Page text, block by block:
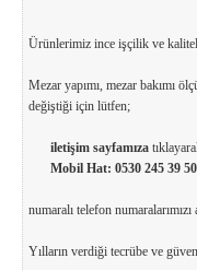
Ürünlerimiz ince işçilik ve
Mezar yapımı, mezar bakımı
değiştiği için lütfen;
iletişim sayfamıza
Mobil Hat:0530 245 39 50
numaralı telefon
Yılların verdiği tecrübe ve